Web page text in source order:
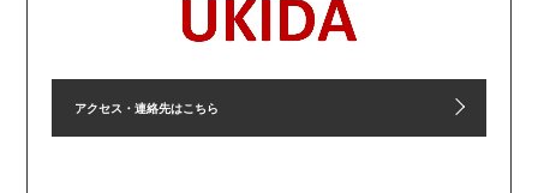
アクセス・連絡先はこちら